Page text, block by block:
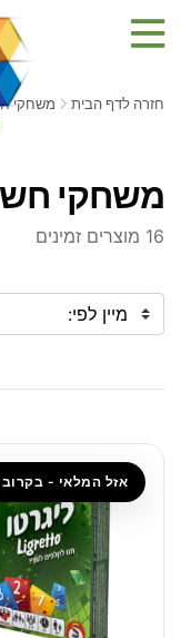
חזרה לדף הבית משחקי
משחקי
16 מוצרים זמינים
אזל המלאי -